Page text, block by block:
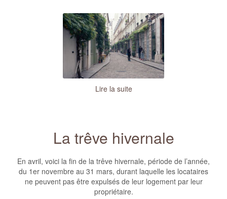
Lire la suite
La trêve hivernale
En avril, voici la fin de la trêve hivernale, période de l’année,
du 1er novembre au 31 mars, durant laquelle les locataires
ne peuvent pas être expulsés de leur logement par leur
propriétaire.